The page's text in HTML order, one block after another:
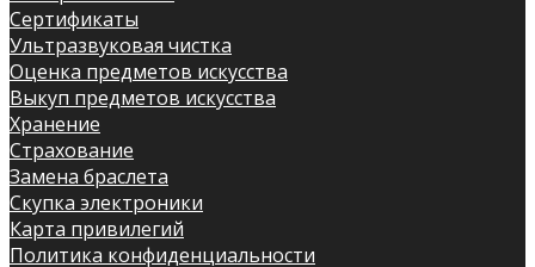
Сертификаты
Ультразвуковая чистка
Оценка предметов искусства
Выкуп предметов искусства
Хранение
Страхование
Замена браслета
Скупка электроники
Карта привилегий
Политика конфиденциальности